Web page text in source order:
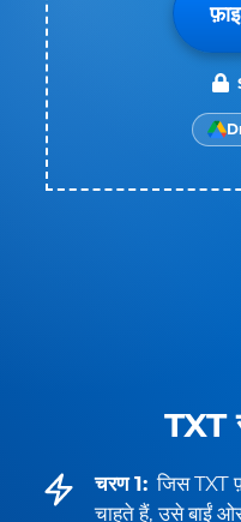
TXT
चरण 1: जिस TXT
चाहते हैं, उसे बाईं